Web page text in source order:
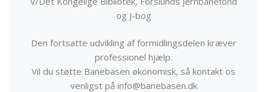
og J-bog
Den fortsatte udvikling af formidlingsdelen kræver
professionel hjælp.
Vil du støtte Banebasen økonomisk, så kontakt os
venligst på info@banebasen.dk